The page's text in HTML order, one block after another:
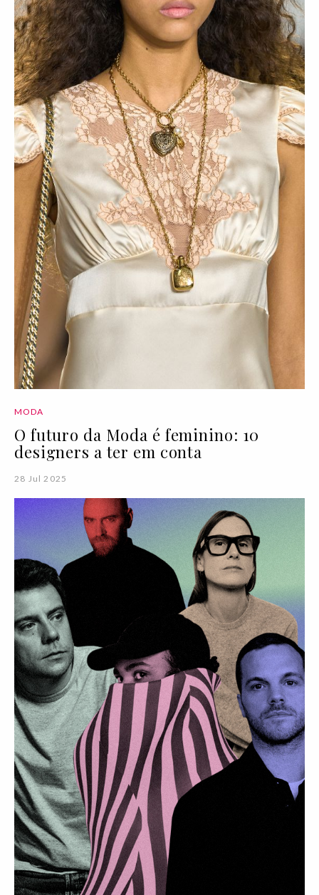
MODA
O futuro da Moda é feminino: 10
designers a ter em conta
28 Jul 2025